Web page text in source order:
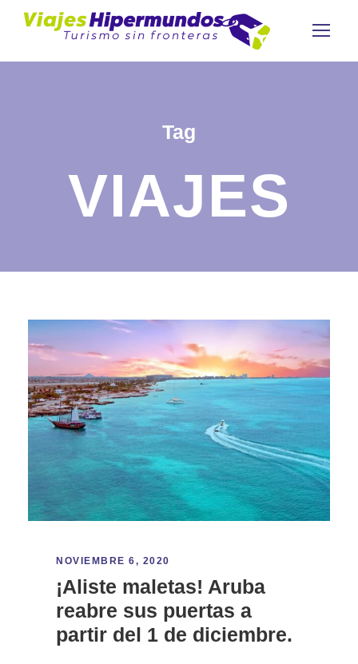
Tag
VIAJES
NOVIEMBRE 6, 2020
¡Aliste maletas! Aruba
reabre sus puertas a
partir del 1 de diciembre.